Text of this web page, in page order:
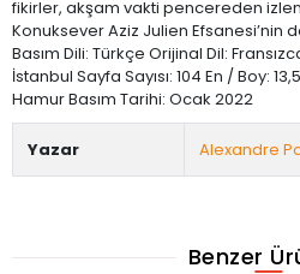
fikirler, akşam vakti pencereden
Konuksever Aziz Julien Efsanesi’nin
Basım Dili: Türkçe Orijinal Dil:
İstanbul Sayfa Sayısı: 104 En / Boy:
Hamur Basım Tarihi: Ocak 2022
Yazar Alexandre
Benzer